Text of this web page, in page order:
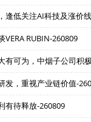
逢低关注AI科技及涨价
RUBIN-260809
可为，中烟子公司积
发，重视产业链价值-
有待释放-260809